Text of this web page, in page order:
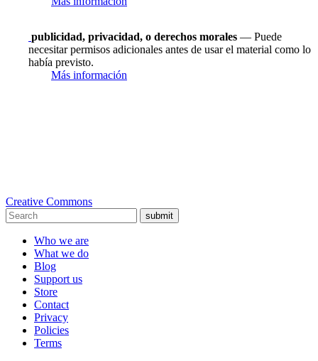
publicidad, privacidad, o derechos morales — Puede
necesitar permisos adicionales antes de usar el material como lo
había previsto.
Más información
Creative Commons
submit
Who we are
What we do
Blog
Support us
Store
Contact
Privacy
Policies
Terms